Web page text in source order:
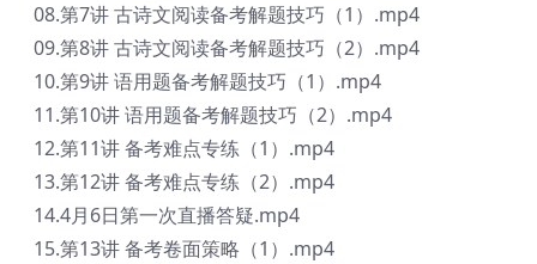
08.第7讲 古诗文阅读备考解题技巧（1）.mp4
09.第8讲 古诗文阅读备考解题技巧（2）.mp4
10.第9讲 语用题备考解题技巧（1）.mp4
11.第10讲 语用题备考解题技巧（2）.mp4
12.第11讲 备考难点专练（1）.mp4
13.第12讲 备考难点专练（2）.mp4
14.4月6日第一次直播答疑.mp4
15.第13讲 备考卷面策略（1）.mp4